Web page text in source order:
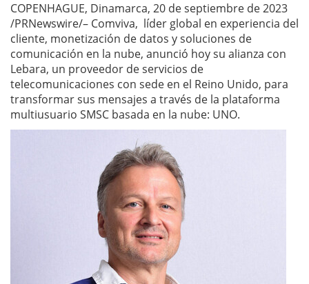
COPENHAGUE, Dinamarca, 20 de septiembre de 2023
/PRNewswire/– Comviva, líder global en experiencia del
cliente, monetización de datos y soluciones de
comunicación en la nube, anunció hoy su alianza con
Lebara, un proveedor de servicios de
telecomunicaciones con sede en el Reino Unido, para
transformar sus mensajes a través de la plataforma
multiusuario SMSC basada en la nube: UNO.